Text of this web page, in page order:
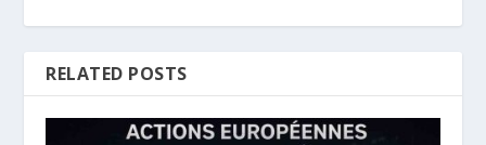
RELATED POSTS